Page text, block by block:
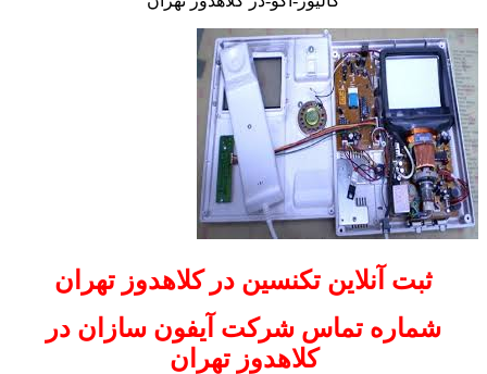
ثبت آنلاین تکنسین در کلاهدوز تهران
شماره تماس شرکت آیفون سازان در
کلاهدوز تهران